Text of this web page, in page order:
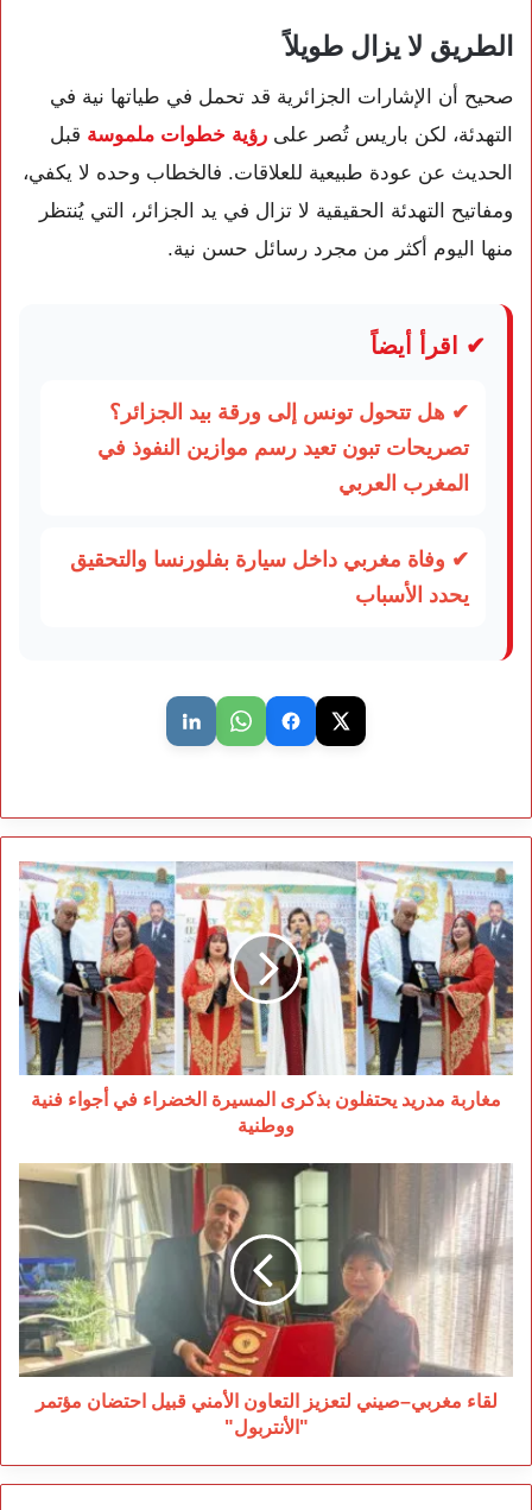
الطريق لا يزال طويلاً
صحيح أن الإشارات الجزائرية قد تحمل في طياتها نية في
التهدئة، لكن باريس تُصر على رؤية خطوات ملموسة قبل
الحديث عن عودة طبيعية للعلاقات. فالخطاب وحده لا يكفي،
ومفاتيح التهدئة الحقيقية لا تزال في يد الجزائر، التي يُنتظر
منها اليوم أكثر من مجرد رسائل حسن نية.
✔ اقرأ أيضاً
✔ هل تتحول تونس إلى ورقة بيد الجزائر؟
تصريحات تبون تعيد رسم موازين النفوذ في
المغرب العربي
✔ وفاة مغربي داخل سيارة بفلورنسا والتحقيق
يحدد الأسباب
مغاربة
مدريد
يحتفلون
بذكرى
المسيرة
الخضراء
في
أجواء
فنية
ووطنية
مغاربة مدريد يحتفلون بذكرى المسيرة الخضراء في أجواء فنية
ووطنية
لقاء
مغربي–
صيني
لتعزيز
التعاون
الأمني
قبيل
احتضان
مؤتمر
"الأنتربول"
لقاء مغربي–صيني لتعزيز التعاون الأمني قبيل احتضان مؤتمر
"الأنتربول"